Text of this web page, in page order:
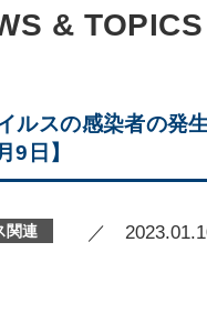
& TOPICS
ルスの感染者の発
9日】
関連 ／